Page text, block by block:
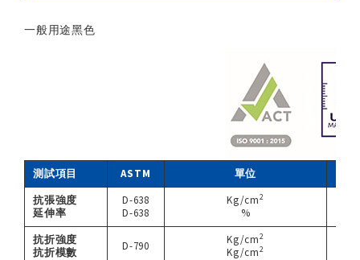
一般用途黑色
測試項目 ASTM 單位
抗張強度
延伸率
D-638
D-638
Kg/cm2
%
抗折強度
抗折模數
D-790 Kg/cm2
Kg/cm2